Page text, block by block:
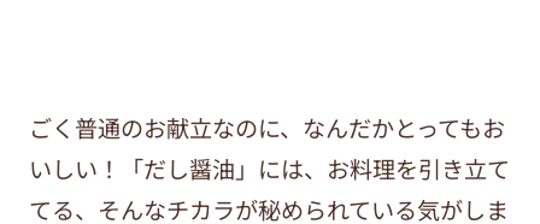
ごく普通のお献立なのに、なんだかとってもお
いしい！「だし醤油」には、お料理を引き立て
てる、そんなチカラが秘められている気がしま